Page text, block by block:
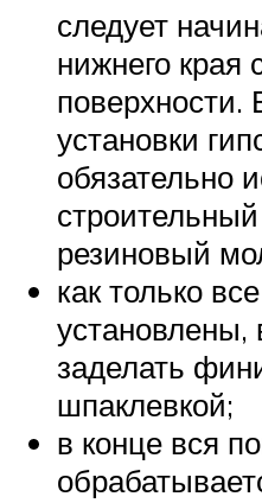
следует
нижнего края
поверхности.
установки
обязательно
резиновый
как только
заделать
шпаклевкой;
в конце вся